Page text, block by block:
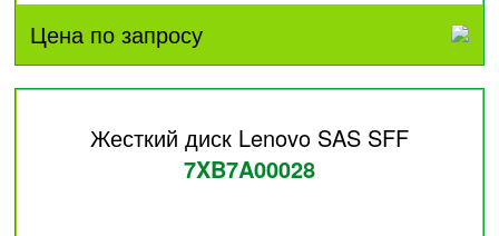
Цена по запросу
Жесткий диск Lenovo SAS SFF
7XB7A00028